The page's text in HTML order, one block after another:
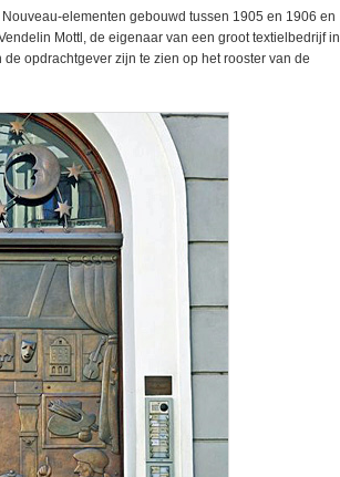
elementen gebouwd tussen 1905 en 1906 en
Mottl, de eigenaar van een groot textielbedrijf in
opdrachtgever zijn te zien op het rooster van de